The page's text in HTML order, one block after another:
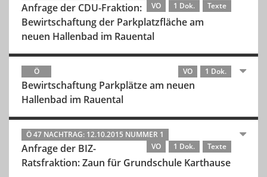
VO
1 Dok. Texte
Anfrage der CDU-Fraktion:
Bewirtschaftung der Parkplatzfläche am
neuen Hallenbad im Rauental
Ö VO 1 Dok.
Bewirtschaftung Parkplätze am neuen
Hallenbad im Rauental
Ö 47 NACHTRAG: 12.10.2015 NUMMER 1
VO
1 Dok. Texte
Anfrage der BIZ-
Ratsfraktion: Zaun für Grundschule Karthause